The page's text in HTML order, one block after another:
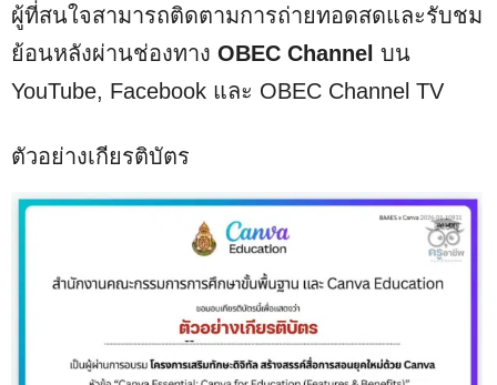
ผู้ที่สนใจสามารถติดตามการถ่ายทอดสดและรับชม
ย้อนหลังผ่านช่องทาง OBEC Channel บน
YouTube, Facebook และ OBEC Channel TV
ตัวอย่างเกียรติบัตร